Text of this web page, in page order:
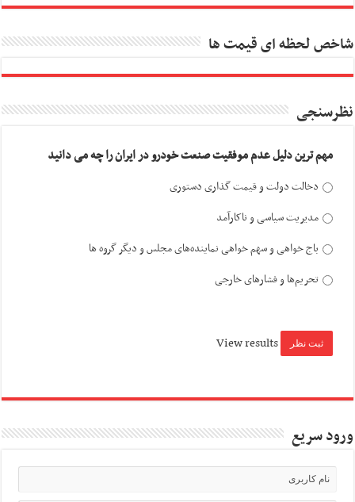
شاخص لحظه ای قیمت ها
نظرسنجی
مهم ترین دلیل عدم موفقیت صنعت خودرو در ایران را چه می دانید
دخالت دولت و قیمت گذاری دستوری
مدیریت سیاسی و ناکارآمد
باج خواهی و سهم خواهی نماینده‌های مجلس و دیگر گروه ها
تحریم‌ها و فشارهای خارجی
View results
ورود سریع